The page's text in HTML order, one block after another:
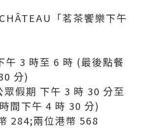
「茗茶饗樂下午
3 時至 6 時 (最後點餐
分)
眾假期 下午 3 時 30 分至
間下午 4 時 30 分)
284;兩位港幣 568